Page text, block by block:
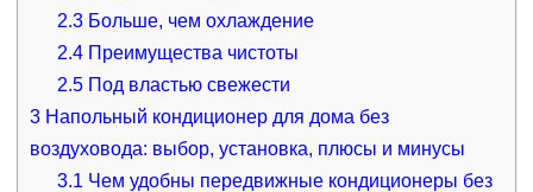
2.3 Больше, чем охлаждение
2.4 Преимущества чистоты
2.5 Под властью свежести
3Напольный кондиционер для дома без
воздуховода: выбор, установка, плюсы и минусы
3.1 Чем удобны передвижные кондиционеры без